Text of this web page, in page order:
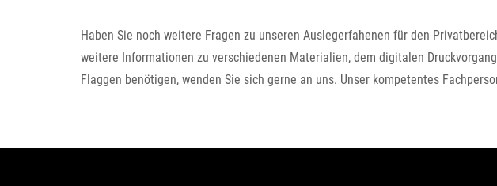
Haben Sie noch weitere Fragen zu unseren Auslegerfahenen für den
weitere Informationen zu verschiedenen Materialien, dem digitalen
Flaggen benötigen, wenden Sie sich gerne an uns. Unser kompetentes